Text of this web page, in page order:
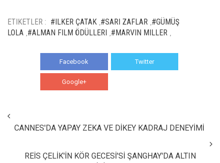
ETIKETLER : #ILKER ÇATAK #SARI ZAFLAR #GÜMÜŞ
LOLA #ALMAN FILM ÖDÜLLERI #MARVIN MILLER
Facebook Twitter
Google+
CANNES'DA YAPAY ZEKA VE DİKEY KADRAJ DENEYİMİ
REİS ÇELİK'İN KÖR GECESİ'Sİ ŞANGHAY'DA ALTIN